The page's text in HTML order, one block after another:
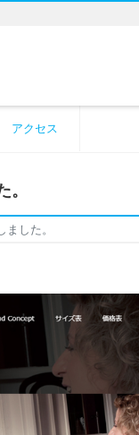
アクセス
した。